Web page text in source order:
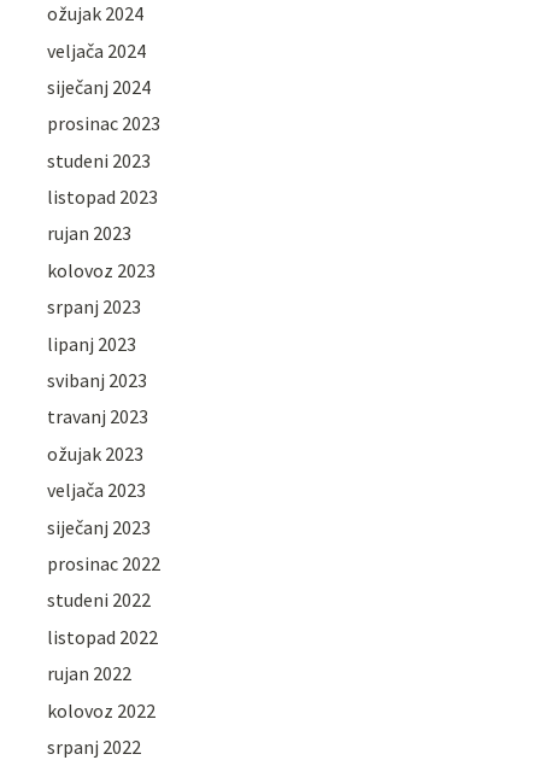
ožujak 2024
veljača 2024
siječanj 2024
prosinac 2023
studeni 2023
listopad 2023
rujan 2023
kolovoz 2023
srpanj 2023
lipanj 2023
svibanj 2023
travanj 2023
ožujak 2023
veljača 2023
siječanj 2023
prosinac 2022
studeni 2022
listopad 2022
rujan 2022
kolovoz 2022
srpanj 2022